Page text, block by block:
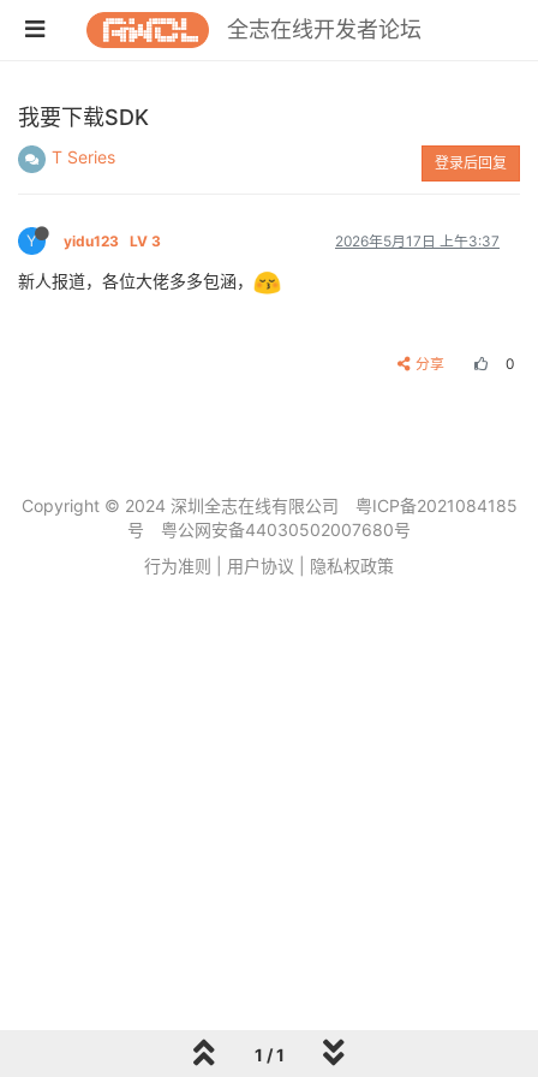
全志在线开发者论坛
我要下载SDK
T Series 登录后回复
Y yidu123 LV 3 2026年5月17日 上午3:37
新人报道，各位大佬多多包涵，
分享 0
1 / 1
Copyright © 2024 深圳全志在线有限公司
粤ICP备2021084185
号
粤公网安备44030502007680号
行为准则
用户协议 隐私权政策